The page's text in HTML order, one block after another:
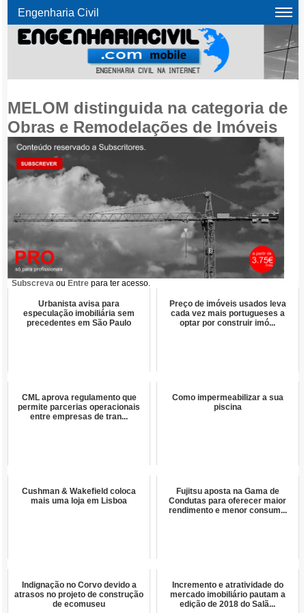
Engenharia Civil
MELOM distinguida na categoria de
Obras e Remodelações de Imóveis
Subscreva ou Entre para ter acesso.
Urbanista avisa para
especulação imobiliária sem
precedentes em São Paulo
Preço de imóveis usados leva
cada vez mais portugueses a
optar por construir imó...
CML aprova regulamento que
permite parcerias operacionais
entre empresas de tran...
Como impermeabilizar a sua
piscina
Cushman & Wakefield coloca
mais uma loja em Lisboa
Fujitsu aposta na Gama de
Condutas para oferecer maior
rendimento e menor consum...
Indignação no Corvo devido a
atrasos no projeto de construção
de ecomuseu
Incremento e atratividade do
mercado imobiliário pautam a
edição de 2018 do Salã...